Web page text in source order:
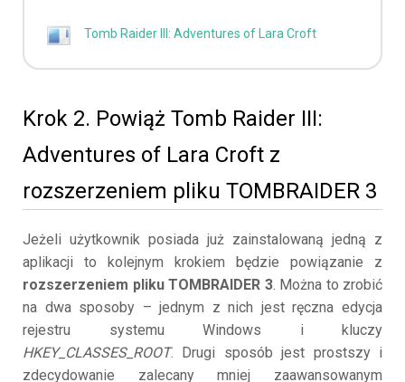
Tomb Raider III: Adventures of Lara Croft
Krok 2. Powiąż Tomb Raider III:
Adventures of Lara Croft z
rozszerzeniem pliku TOMBRAIDER 3
Jeżeli użytkownik posiada już zainstalowaną jedną z
aplikacji to kolejnym krokiem będzie powiązanie z
rozszerzeniem pliku TOMBRAIDER 3. Można to zrobić
na dwa sposoby – jednym z nich jest ręczna edycja
rejestru systemu Windows i kluczy
HKEY_CLASSES_ROOT. Drugi sposób jest prostszy i
zdecydowanie zalecany mniej zaawansowanym